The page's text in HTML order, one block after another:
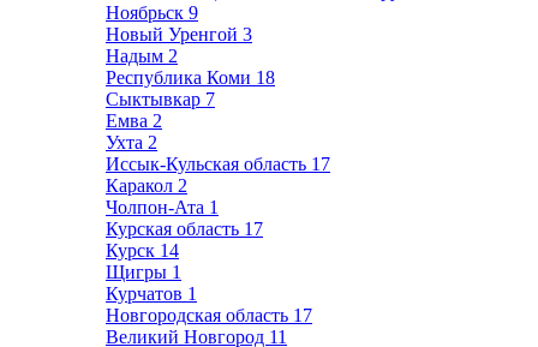
Ноябрьск 9
Новый Уренгой 3
Надым 2
Республика Коми 18
Сыктывкар 7
Емва 2
Ухта 2
Иссык-Кульская область 17
Каракол 2
Чолпон-Ата 1
Курская область 17
Курск 14
Щигры 1
Курчатов 1
Новгородская область 17
Великий Новгород 11